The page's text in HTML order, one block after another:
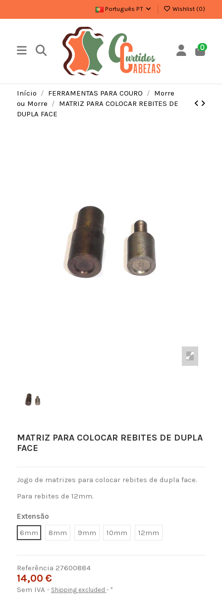
Português PT Wishlist (0)
0
Início FERRAMENTAS PARA COURO
Morre
ou Morre
MATRIZ PARA COLOCAR REBITES DE
DUPLA FACE
MATRIZ PARA COLOCAR REBITES DE DUPLA
FACE
Jogo de matrizes para colocar rebites de dupla face.
Para rebites de 12mm.
Extensão
6mm
8mm 9mm 10mm 12mm
Referência 27600884
14,00 €
Sem IVA Shipping excluded *